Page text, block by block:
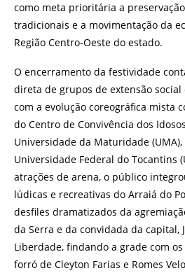
como meta prioritária a
tradicionais e a movimentação da
Região Centro-Oeste do estado.
O encerramento da festividade
direta de grupos de extensão
com a evolução coreográfica mista
do Centro de Convivência dos
Universidade da Maturidade
Universidade Federal do Tocantins
atrações de arena, o público
lúdicas e recreativas do Arraiá do
desfiles dramatizados da
da Serra e da convidada da capital,
Liberdade, findando a grade com
forró de Cleyton Farias e Romes